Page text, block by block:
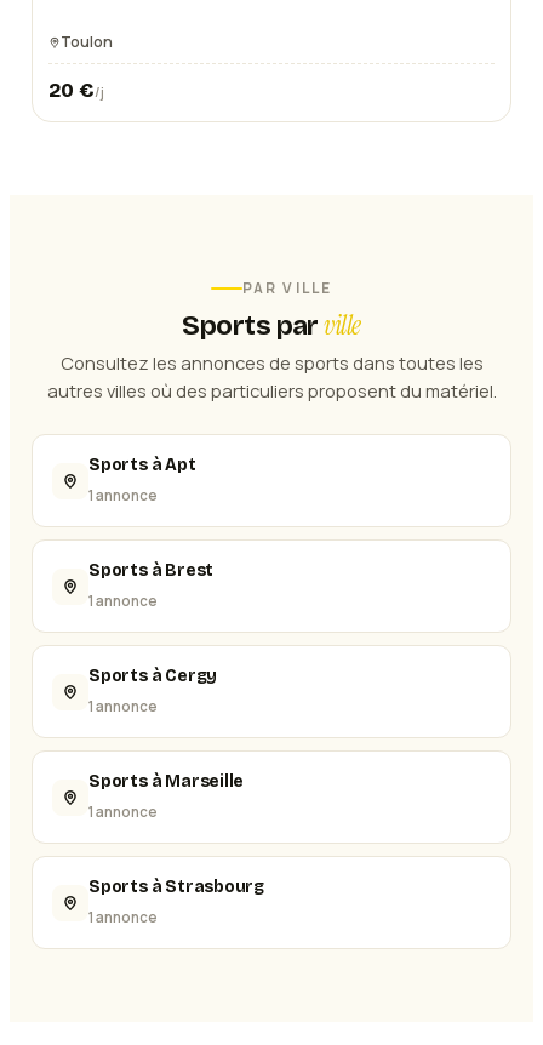
Toulon
20 €/j
PAR VILLE
Sports parville
Consultez les annonces de sports dans toutes les
autres villes où des particuliers proposent du matériel.
Sports à Apt
1 annonce
Sports à Brest
1 annonce
Sports à Cergy
1 annonce
Sports à Marseille
1 annonce
Sports à Strasbourg
1 annonce